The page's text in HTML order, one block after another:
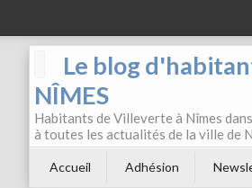
Le blog
NÎMES
Habitants de Villeverte à Nîmes
à toutes les actualités de la ville de
Accueil Adhésion